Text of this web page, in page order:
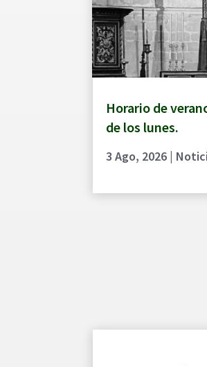
Horario de
de los lunes.
3 Ago, 2026 |